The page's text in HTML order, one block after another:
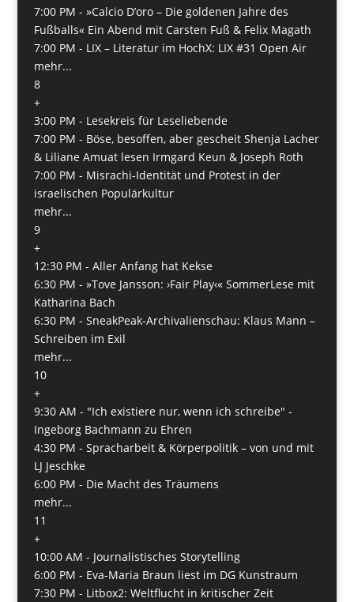
7:00 PM - »Calcio D’oro – Die goldenen Jahre des
Fußballs« Ein Abend mit Carsten Fuß & Felix Magath
7:00 PM - LIX – Literatur im HochX: LIX #31 Open Air
mehr...
8
+
3:00 PM - Lesekreis für Leseliebende
7:00 PM - Böse, besoffen, aber gescheit Shenja Lacher
& Liliane Amuat lesen Irmgard Keun & Joseph Roth
7:00 PM - Misrachi-Identität und Protest in der
israelischen Populärkultur
mehr...
9
+
12:30 PM - Aller Anfang hat Kekse
6:30 PM - »Tove Jansson: ›Fair Play‹« SommerLese mit
Katharina Bach
6:30 PM - SneakPeak-Archivalienschau: Klaus Mann –
Schreiben im Exil
mehr...
10
+
9:30 AM - "Ich existiere nur, wenn ich schreibe" -
Ingeborg Bachmann zu Ehren
4:30 PM - Spracharbeit & Körperpolitik – von und mit
LJ Jeschke
6:00 PM - Die Macht des Träumens
mehr...
11
+
10:00 AM - Journalistisches Storytelling
6:00 PM - Eva-Maria Braun liest im DG Kunstraum
7:30 PM - Litbox2: Weltflucht in kritischer Zeit